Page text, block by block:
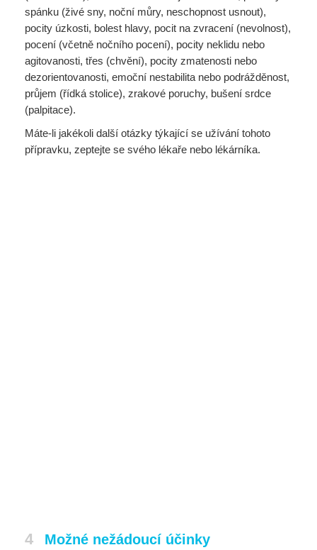
spánku (živé sny, noční můry, neschopnost usnout),
pocity úzkosti, bolest hlavy, pocit na zvracení (nevolnost),
pocení (včetně nočního pocení), pocity neklidu nebo
agitovanosti, třes (chvění), pocity zmatenosti nebo
dezorientovanosti, emoční nestabilita nebo podrážděnost,
průjem (řídká stolice), zrakové poruchy, bušení srdce
(palpitace).
Máte-li jakékoli další otázky týkající se užívání tohoto
přípravku, zeptejte se svého lékaře nebo lékárníka.
4 Možné nežádoucí účinky